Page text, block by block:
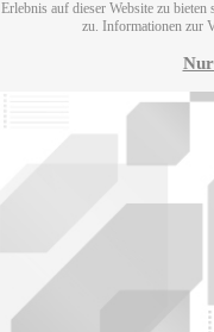
auf dieser Website zu
zu. Informationen zur
Nur